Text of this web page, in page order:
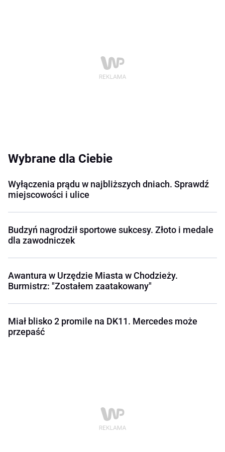
Wybrane dla Ciebie
Wyłączenia prądu w najbliższych dniach. Sprawdź
miejscowości i ulice
Budzyń nagrodził sportowe sukcesy. Złoto i medale
dla zawodniczek
Awantura w Urzędzie Miasta w Chodzieży.
Burmistrz: "Zostałem zaatakowany"
Miał blisko 2 promile na DK11. Mercedes może
przepaść